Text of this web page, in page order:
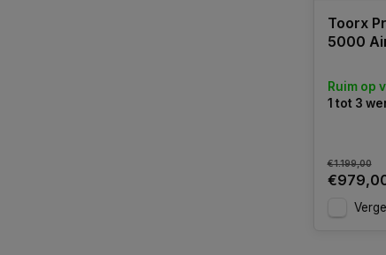
Toorx
5000
Ruim op
1 tot 3
€1.199,00